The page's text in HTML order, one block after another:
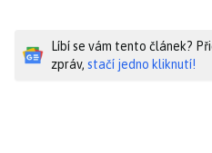
Líbí se vám tento článek?
zpráv, stačí jedno kliknutí!